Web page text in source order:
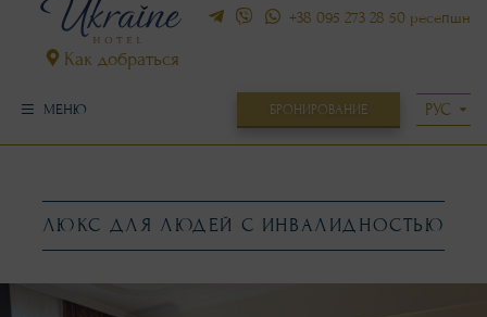
Как добраться
+38 095 273 28 50 ресепшн
МЕНЮ БРОНИРОВАНИЕ
ЛЮКС ДЛЯ ЛЮДЕЙ С ИНВАЛИДНОСТЬЮ